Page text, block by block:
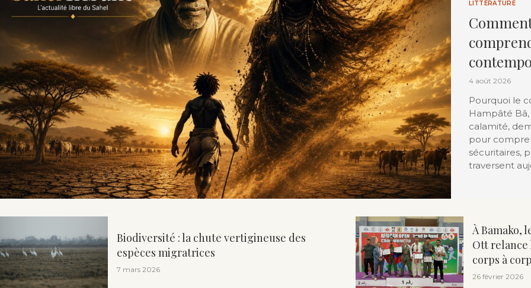
LITTÉRATURE
4 août 2026
Pourquoi le
Hampâté
calamité,
pour
sécuritaires,
traversent
Biodiversité : la chute vertigineuse des
espèces migratrices
7 mars 2026
À Bamako,
Ott relance
corps à
26 février 2026